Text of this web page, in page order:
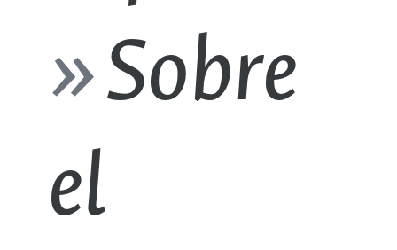
Sobre
el